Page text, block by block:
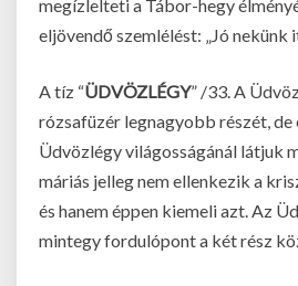
megízlelteti a Tábor-hegy
eljövendő szemlélést: „Jó nekünk
A tíz “ÜDVÖZLÉGY” /33. A
rózsafüzér legnagyobb részét, de
Üdvözlégy világosságánál látjuk
máriás jelleg nem ellenkezik a
és hanem éppen kiemeli azt. Az
mintegy fordulópont a két rész